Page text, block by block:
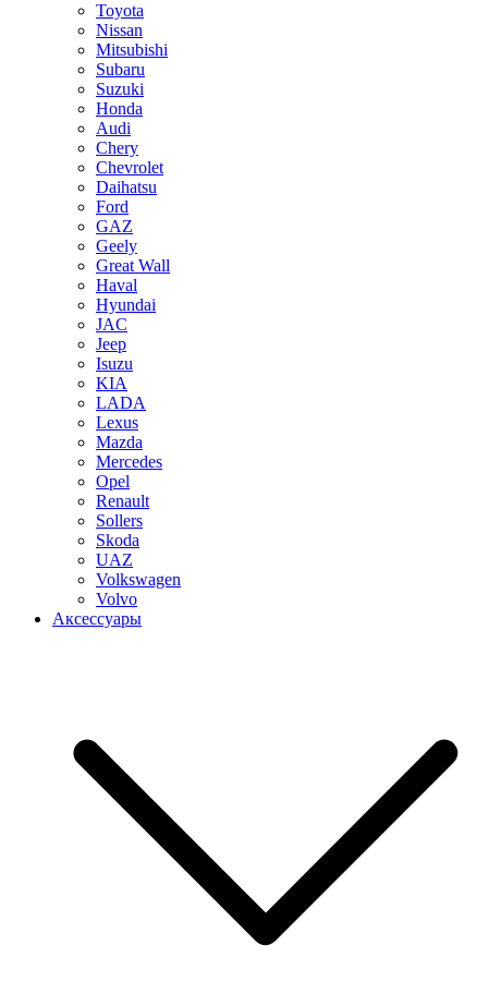
Toyota
Nissan
Mitsubishi
Subaru
Suzuki
Honda
Audi
Chery
Chevrolet
Daihatsu
Ford
GAZ
Geely
Great Wall
Haval
Hyundai
JAC
Jeep
Isuzu
KIA
LADA
Lexus
Mazda
Mercedes
Opel
Renault
Sollers
Skoda
UAZ
Volkswagen
Volvo
Аксессуары